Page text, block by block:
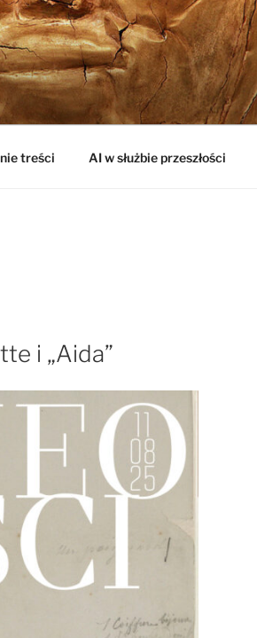
treści AI w służbie przeszłości
i „Aida”